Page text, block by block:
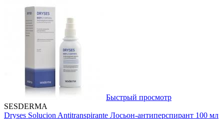
Быстрый просмотр
SESDERMA
Dryses Solucion Antitranspirante Лосьон-антиперспирант 100 мл